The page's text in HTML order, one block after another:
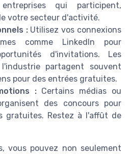
qui participent,
votre secteur d'activité.
:Utilisez vos connexions
comme LinkedIn pour
d'invitations. Les
partagent souvent
pour des entrées gratuites.
:Certains médias ou
des concours pour
gratuites. Restez à l'affût de
vous pouvez non seulement